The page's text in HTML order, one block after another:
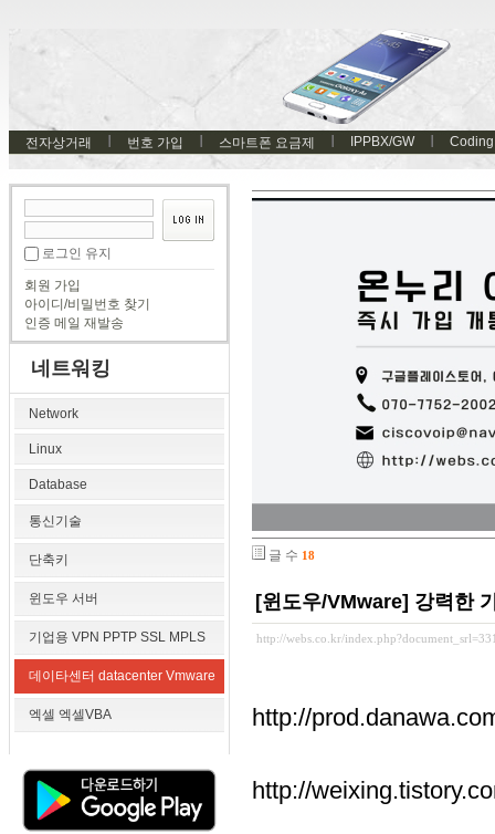
전자상거래 번호 가입 스마트폰 요금제 IPPBX/GW Coding
로그인 유지
회원 가입
아이디/비밀번호 찾기
인증 메일 재발송
네트워킹
Network
Linux
Database
통신기술
단축키
윈도우 서버
기업용 VPN PPTP SSL MPLS
데이타센터 datacenter Vmware
엑셀 엑셀VBA
글 수 18
[윈도우/VMware] 강력한
http://webs.co.kr/
http://
http://